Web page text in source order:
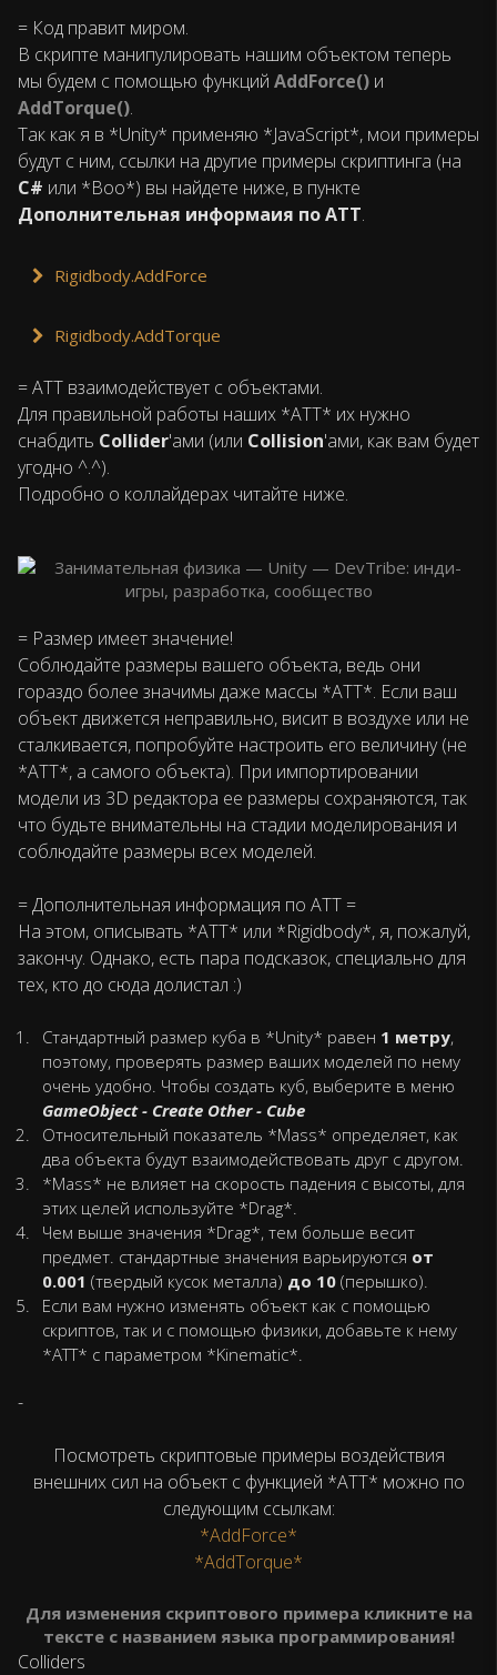
= Код правит миром.
В скрипте манипулировать нашим объектом теперь
мы будем с помощью функций AddForce() и
AddTorque().
Так как я в *Unity* применяю *JavaScript*, мои примеры
будут с ним, ссылки на другие примеры скриптинга (на
C# или *Boo*) вы найдете ниже, в пункте
Дополнительная информаия по АТТ.
Rigidbody.AddForce
Rigidbody.AddTorque
= АТТ взаимодействует с объектами.
Для правильной работы наших *АТТ* их нужно
снабдить Collider'ами (или Collision'ами, как вам будет
угодно ^.^).
Подробно о коллайдерах читайте ниже.
= Размер имеет значение!
Соблюдайте размеры вашего объекта, ведь они
гораздо более значимы даже массы *АТТ*. Если ваш
объект движется неправильно, висит в воздухе или не
сталкивается, попробуйте настроить его величину (не
*АТТ*, а самого объекта). При импортировании
модели из 3D редактора ее размеры сохраняются, так
что будьте внимательны на стадии моделирования и
соблюдайте размеры всех моделей.
= Дополнительная информация по АТТ =
На этом, описывать *АТТ* или *Rigidbody*, я, пожалуй,
закончу. Однако, есть пара подсказок, специально для
тех, кто до сюда долистал :)
Стандартный размер куба в *Unity* равен 1 метру,
поэтому, проверять размер ваших моделей по нему
очень удобно. Чтобы создать куб, выберите в меню
GameObject - Create Other - Cube
Относительный показатель *Mass* определяет, как
два объекта будут взаимодействовать друг с другом.
*Mass* не влияет на скорость падения с высоты, для
этих целей используйте *Drag*.
Чем выше значения *Drag*, тем больше весит
предмет. стандартные значения варьируются от
0.001 (твердый кусок металла) до 10 (перышко).
Если вам нужно изменять объект как с помощью
скриптов, так и с помощью физики, добавьте к нему
*АТТ* с параметром *Kinematic*.
-
Посмотреть скриптовые примеры воздействия
внешних сил на объект с функцией *АТТ* можно по
следующим ссылкам:
*AddForce*
*AddTorque*
Для изменения скриптового примера кликните на
тексте с названием языка программирования!
Colliders